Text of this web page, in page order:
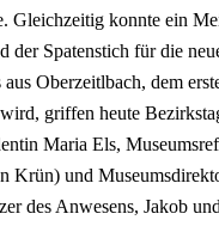
Gleichzeitig konnte ein
der Spatenstich für die
Oberzeitlbach, dem
griffen heute
Maria Els,
Krün) und
des Anwesens, Jakob